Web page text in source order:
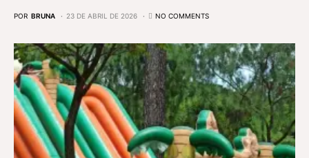
POR BRUNA 23 DE ABRIL DE 2026 NO COMMENTS